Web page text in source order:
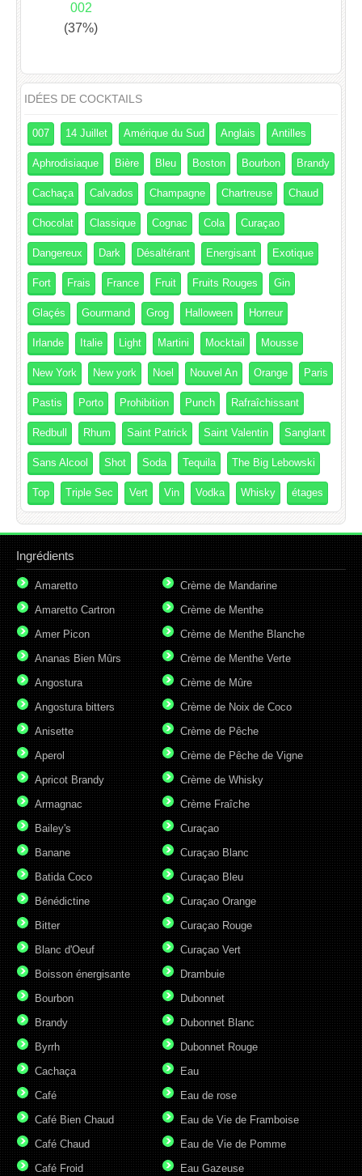
002
(37%)
IDÉES DE COCKTAILS
007 14 Juillet Amérique du Sud Anglais Antilles
Aphrodisiaque Bière Bleu Boston Bourbon Brandy
Cachaça Calvados Champagne Chartreuse Chaud
Chocolat Classique Cognac Cola Curaçao
Dangereux Dark Désaltérant Energisant Exotique
Fort Frais France Fruit Fruits Rouges Gin
Glaçés Gourmand Grog Halloween Horreur
Irlande Italie Light Martini Mocktail Mousse
New York New york Noel Nouvel An Orange Paris
Pastis Porto Prohibition Punch Rafraîchissant
Redbull Rhum Saint Patrick Saint Valentin Sanglant
Sans Alcool Shot Soda Tequila The Big Lebowski
Top Triple Sec Vert Vin Vodka Whisky étages
Ingrédients
Amaretto
Amaretto Cartron
Amer Picon
Ananas Bien Mûrs
Angostura
Angostura bitters
Anisette
Aperol
Apricot Brandy
Armagnac
Bailey's
Banane
Batida Coco
Bénédictine
Bitter
Blanc d'Oeuf
Boisson énergisante
Bourbon
Brandy
Byrrh
Cachaça
Café
Café Bien Chaud
Café Chaud
Café Froid
Crème de Mandarine
Crème de Menthe
Crème de Menthe Blanche
Crème de Menthe Verte
Crème de Mûre
Crème de Noix de Coco
Crème de Pêche
Crème de Pêche de Vigne
Crème de Whisky
Crème Fraîche
Curaçao
Curaçao Blanc
Curaçao Bleu
Curaçao Orange
Curaçao Rouge
Curaçao Vert
Drambuie
Dubonnet
Dubonnet Blanc
Dubonnet Rouge
Eau
Eau de rose
Eau de Vie de Framboise
Eau de Vie de Pomme
Eau Gazeuse